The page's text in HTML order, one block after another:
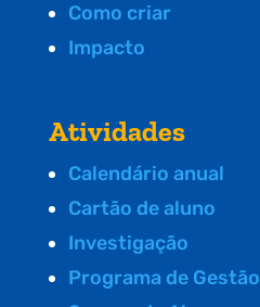
Como criar
Impacto
Atividades
Calendário anual
Cartão de aluno
Investigação
Programa de Gestão